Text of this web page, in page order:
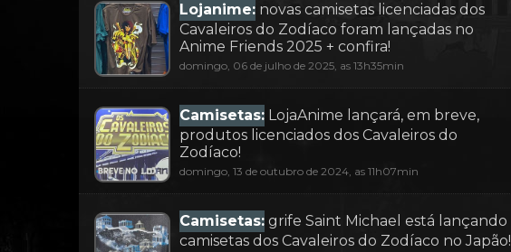
Lojanime: novas camisetas licenciadas dos
Cavaleiros do Zodíaco foram lançadas no
Anime Friends 2025 + confira!
domingo, 06 de julho de 2025, as 13h35min
Camisetas: LojaAnime lançará, em breve,
produtos licenciados dos Cavaleiros do
Zodíaco!
domingo, 13 de outubro de 2024, as 11h07min
Camisetas: grife Saint Michael está lançando
camisetas dos Cavaleiros do Zodíaco no Japão!